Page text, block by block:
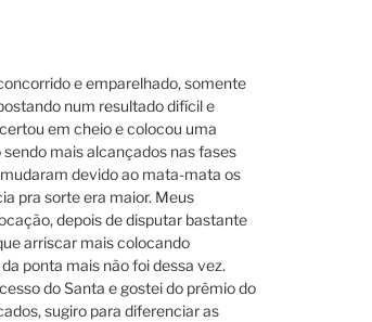
e emparelhado, somente
num resultado difícil e
em cheio e colocou uma
mais alcançados nas fases
devido ao mata-mata os
pra sorte era maior. Meus
depois de disputar bastante
arriscar mais colocando
ponta mais não foi dessa vez.
do Santa e gostei do prêmio do
sugiro para diferenciar as